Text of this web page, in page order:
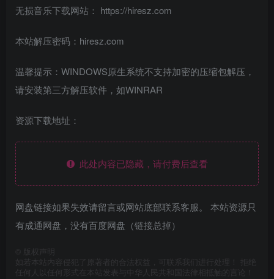
无损音乐下载网站： https://hiresz.com
本站解压密码：hiresz.com
温馨提示：WINDOWS原生系统不支持加密的压缩包解压，
请安装第三方解压软件，如WINRAR
资源下载地址：
此处内容已隐藏，请付费后查看
网盘链接如果失效请留言或网站底部联系客服。 本站资源只
有成通网盘，没有百度网盘（链接总掉）
版权声明
如若本站内容侵犯了原著者的合法权益，可联系我们进行处理！ 拒绝
任何人以任何形式在本站发表与中华人民共和国法律相抵触的言论！